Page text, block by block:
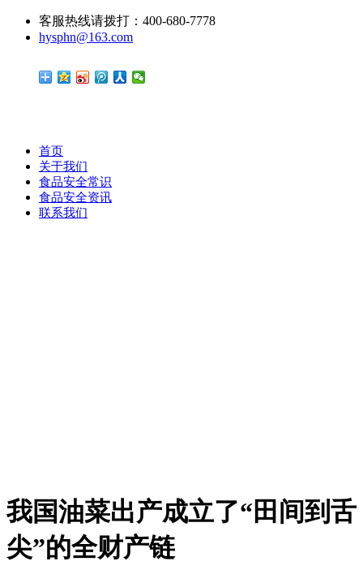
客服热线请拨打：400-680-7778
hysphn@163.com
首页
关于我们
食品安全常识
食品安全资讯
联系我们
我国油菜出产成立了“田间到舌
尖”的全财产链